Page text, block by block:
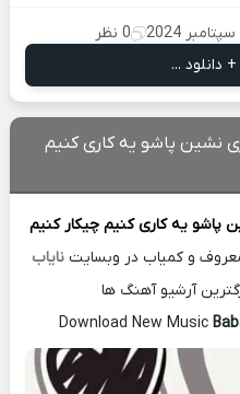
0 نظر
دانلود ...
نشین پاشو یه کاری کنیم
پاشو یه کاری کنیم چیکار کنیم
معروف و کمیاب در وبسایت نایاب
آرشیو آهنگ ها
Download New Music